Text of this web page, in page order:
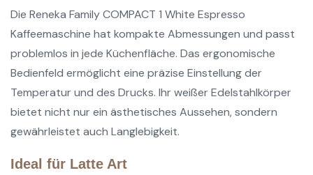
Die Reneka Family COMPACT 1 White Espresso
Kaffeemaschine hat kompakte Abmessungen und passt
problemlos in jede Küchenfläche. Das ergonomische
Bedienfeld ermöglicht eine präzise Einstellung der
Temperatur und des Drucks. Ihr weißer Edelstahlkörper
bietet nicht nur ein ästhetisches Aussehen, sondern
gewährleistet auch Langlebigkeit.
Ideal für Latte Art